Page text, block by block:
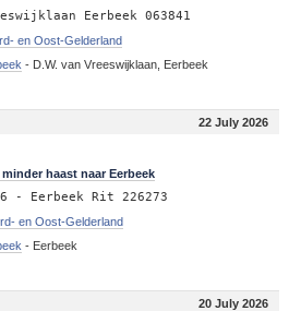
Eerbeek 063841
en Oost-Gelderland
- D.W. van Vreeswijklaan, Eerbeek
22 July 2026
haast naar Eerbeek
- Eerbeek Rit 226273
en Oost-Gelderland
- Eerbeek
20 July 2026